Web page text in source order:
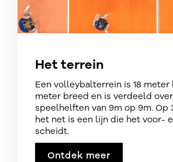
Het terrein
Een volleybalterrein is 18 meter
meter breed en is verdeeld
speelhelften van 9m op 9m. Op
het net is een lijn die het voor-
scheidt.​
Ontdek meer